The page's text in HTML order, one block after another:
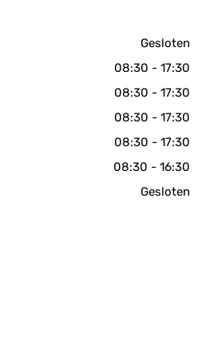
Gesloten
08:30 - 17:30
08:30 - 17:30
08:30 - 17:30
08:30 - 17:30
08:30 - 16:30
Gesloten